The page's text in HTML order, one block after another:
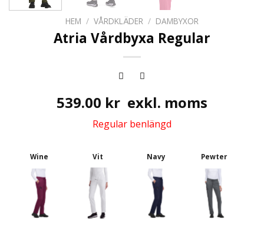
HEM / VÅRDKLÄDER / DAMBYXOR
Atria Vårdbyxa Regular
539.00 kr exkl. moms
Regular benlängd
Wine Vit Navy Pewter